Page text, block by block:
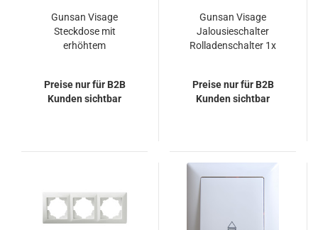
Gunsan Visage
Steckdose mit
erhöhtem
Preise nur für B2B
Kunden sichtbar
Gunsan Visage
Jalousieschalter
Rolladenschalter 1x
Preise nur für B2B
Kunden sichtbar